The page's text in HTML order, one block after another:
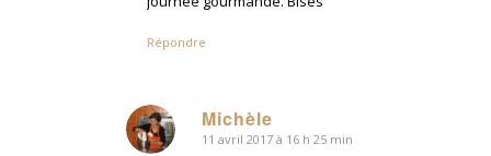
Répondre
Michèle
dit
11 avril 2017 à 16 h 25 min